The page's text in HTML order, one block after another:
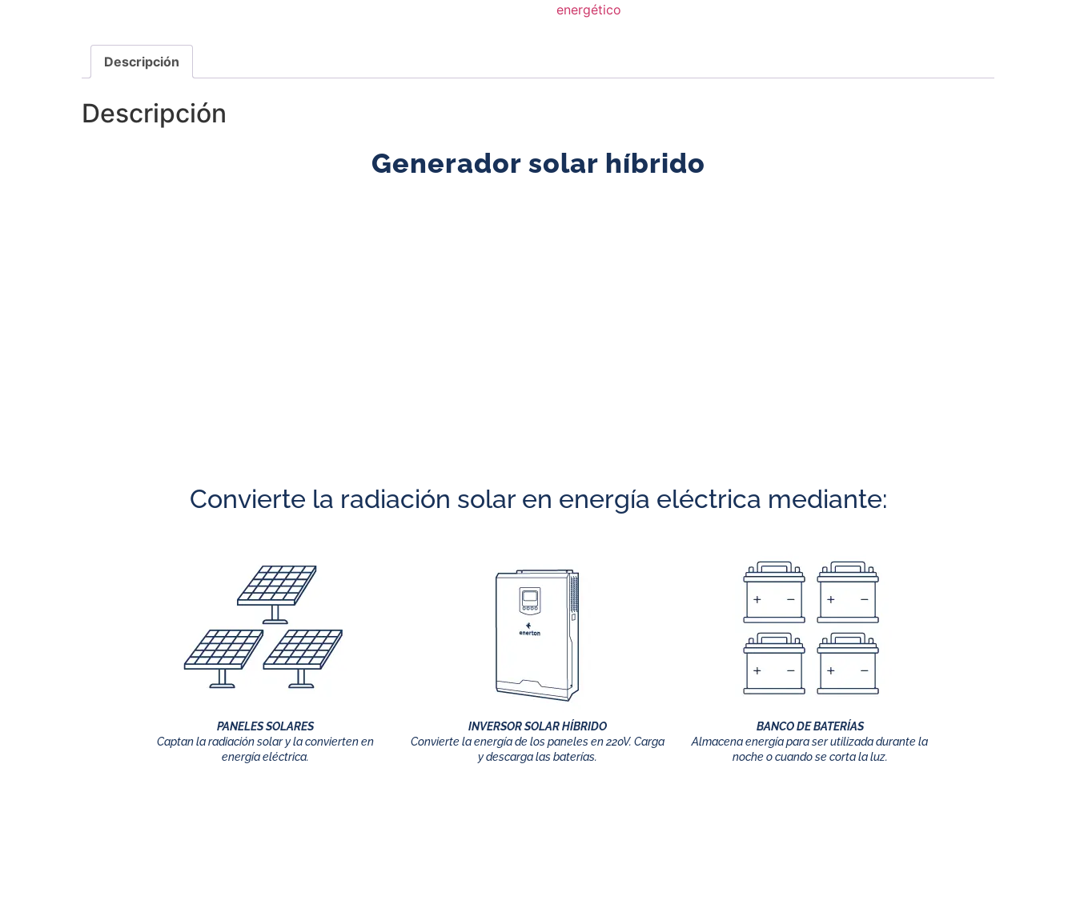
energético
Descripción
Descripción
Generador solar híbrido
Convierte la radiación solar en energía eléctrica mediante:
PANELES SOLARES
Captan la radiación solar y la convierten en
energía eléctrica.
INVERSOR SOLAR HÍBRIDO
Convierte la energía de los paneles en 220V. Carga
y descarga las baterías.
BANCO DE BATERÍAS
Almacena energía para ser utilizada durante la
noche o cuando se corta la luz.